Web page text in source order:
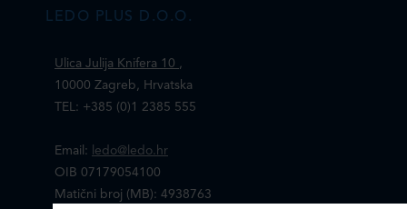
LEDO PLUS D.O.O.
Ulica Julija Knifera 10 ,
10000 Zagreb, Hrvatska
TEL: +385 (0)1 2385 555
Email:
ledo@ledo.hr
OIB 07179054100
Matični broj (MB): 4938763